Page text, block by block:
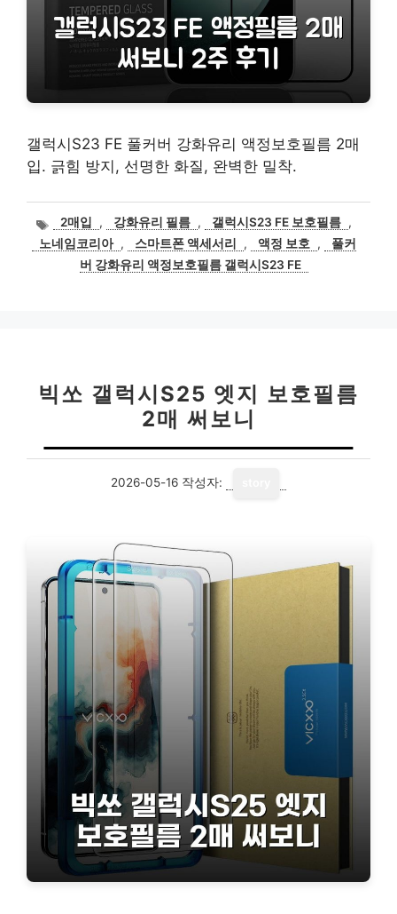
갤럭시S23 FE 풀커버 강화유리 액정보호필름 2매
입. 긁힘 방지, 선명한 화질, 완벽한 밀착.
태
그
2매입 , 강화유리 필름 , 갤럭시S23 FE 보호필름 ,
노네임코리아 , 스마트폰 액세서리 , 액정 보호 ,
풀커
버 강화유리 액정보호필름 갤럭시S23 FE
빅쏘 갤럭시S25 엣지 보호필름
2매 써보니
2026-05-16 작성자: